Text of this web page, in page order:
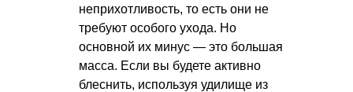
неприхотливость, то есть они не
требуют особого ухода. Но
основной их минус — это большая
масса. Если вы будете активно
блеснить, используя удилище из